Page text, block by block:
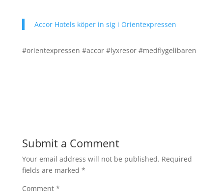
Accor Hotels köper in sig i Orientexpressen
#orientexpressen #accor #lyxresor #medflygelibaren
Submit a Comment
Your email address will not be published. Required
fields are marked *
Comment *